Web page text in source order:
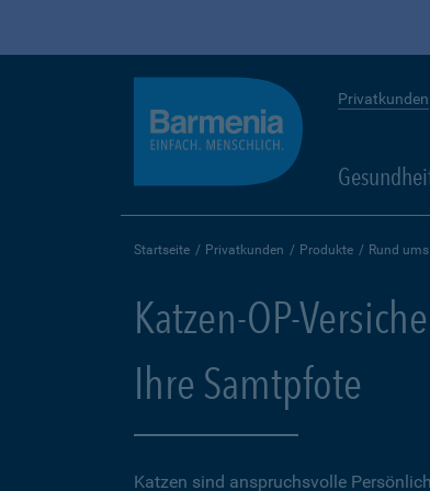
Privatkunden
Startseite Privatkunden Produkte Rund
Katzen-OP-
Ihre Samtpfote
Katzen sind anspruchsvolle